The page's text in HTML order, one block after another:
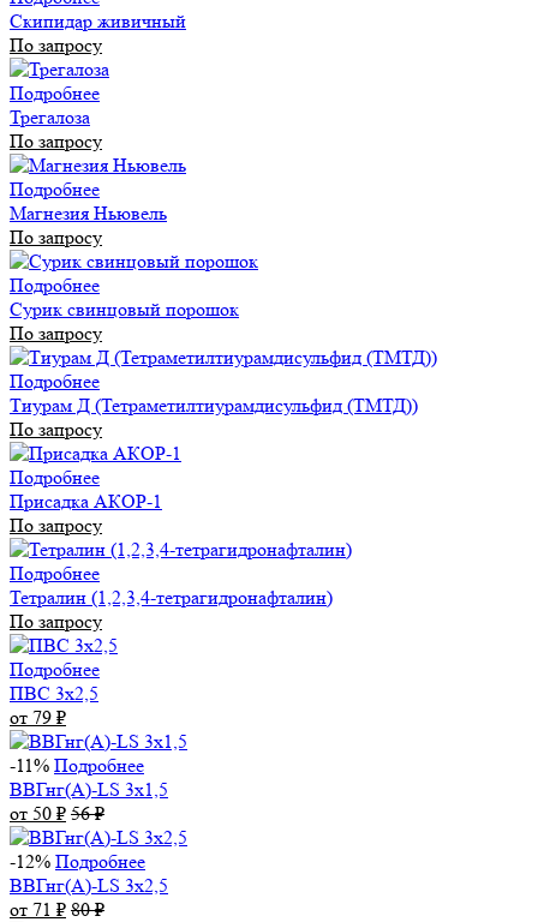
Скипидар живичный
По запросу
Подробнее
Трегалоза
По запросу
Подробнее
Магнезия Ньювель
По запросу
Подробнее
Сурик свинцовый порошок
По запросу
Подробнее
Тиурам Д (Тетраметилтиурамдисульфид (ТМТД))
По запросу
Подробнее
Присадка АКОР-1
По запросу
Подробнее
Тетралин (1,2,3,4-тетрагидронафталин)
По запросу
Подробнее
ПВС 3х2,5
от 79 ₽
-11% Подробнее
ВВГнг(А)-LS 3х1,5
от 50 ₽ 56₽
-12% Подробнее
ВВГнг(А)-LS 3х2,5
от 71 ₽ 80₽